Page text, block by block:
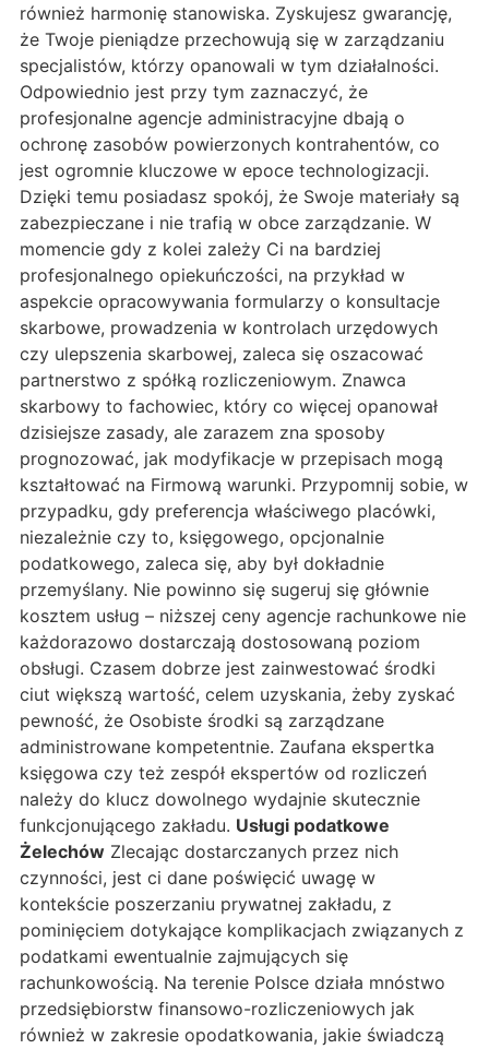
również harmonię stanowiska. Zyskujesz gwarancję,
że Twoje pieniądze przechowują się w zarządzaniu
specjalistów, którzy opanowali w tym działalności.
Odpowiednio jest przy tym zaznaczyć, że
profesjonalne agencje administracyjne dbają o
ochronę zasobów powierzonych kontrahentów, co
jest ogromnie kluczowe w epoce technologizacji.
Dzięki temu posiadasz spokój, że Swoje materiały są
zabezpieczane i nie trafią w obce zarządzanie. W
momencie gdy z kolei zależy Ci na bardziej
profesjonalnego opiekuńczości, na przykład w
aspekcie opracowywania formularzy o konsultacje
skarbowe, prowadzenia w kontrolach urzędowych
czy ulepszenia skarbowej, zaleca się oszacować
partnerstwo z spółką rozliczeniowym. Znawca
skarbowy to fachowiec, który co więcej opanował
dzisiejsze zasady, ale zarazem zna sposoby
prognozować, jak modyfikacje w przepisach mogą
kształtować na Firmową warunki. Przypomnij sobie, w
przypadku, gdy preferencja właściwego placówki,
niezależnie czy to, księgowego, opcjonalnie
podatkowego, zaleca się, aby był dokładnie
przemyślany. Nie powinno się sugeruj się głównie
kosztem usług – niższej ceny agencje rachunkowe nie
każdorazowo dostarczają dostosowaną poziom
obsługi. Czasem dobrze jest zainwestować środki
ciut większą wartość, celem uzyskania, żeby zyskać
pewność, że Osobiste środki są zarządzane
administrowane kompetentnie. Zaufana ekspertka
księgowa czy też zespół ekspertów od rozliczeń
należy do klucz dowolnego wydajnie skutecznie
funkcjonującego zakładu. Usługi podatkowe
Żelechów Zlecając dostarczanych przez nich
czynności, jest ci dane poświęcić uwagę w
kontekście poszerzaniu prywatnej zakładu, z
pominięciem dotykające komplikacjach związanych z
podatkami ewentualnie zajmujących się
rachunkowością. Na terenie Polsce działa mnóstwo
przedsiębiorstw finansowo-rozliczeniowych jak
również w zakresie opodatkowania, jakie świadczą